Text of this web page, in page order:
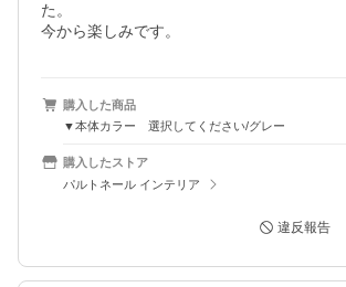
た。
今から楽しみです。
購入した商品
▼本体カラー 選択してください/グレー
購入したストア
パルトネール インテリア
違反報告